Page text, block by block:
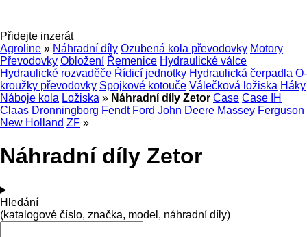
Přidejte inzerát
Agroline » Náhradní díly Ozubená kola převodovky Motory
Převodovky Obložení Řemenice Hydraulické válce
Hydraulické rozvaděče Řídicí jednotky Hydraulická čerpadla O-
kroužky převodovky Spojkové kotouče Válečková ložiska Háky
Náboje kola Ložiska » Náhradní díly Zetor Case Case IH
Claas Dronningborg Fendt Ford John Deere Massey Ferguson
New Holland ZF »
Náhradní díly Zetor
Hledání
(katalogové číslo, značka, model, náhradní díly)